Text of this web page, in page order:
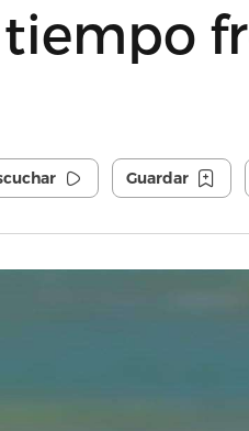
Guardar